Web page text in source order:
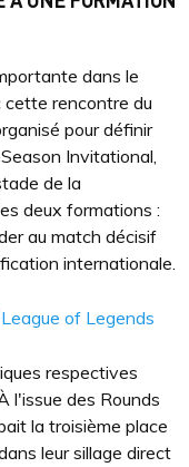
dans le
rencontre du
pour définir
Invitational,
de la
deux formations :
au match décisif
internationale.
of Legends
respectives
l'issue des Rounds
la troisième place
leur sillage direct